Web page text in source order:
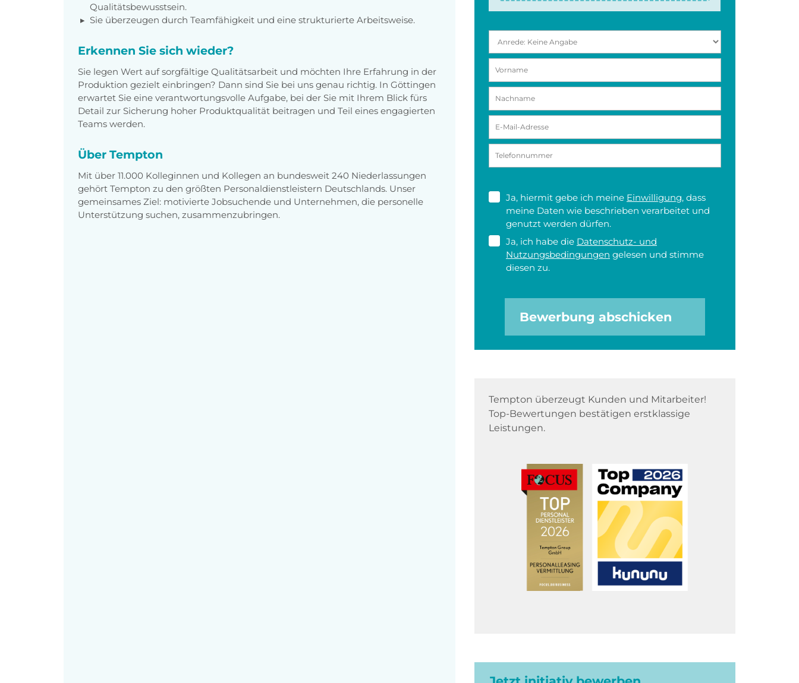
Qualitätsbewusstsein.
Sie überzeugen durch Teamfähigkeit und eine strukturierte Arbeitsweise.
Erkennen Sie sich wieder?
Sie legen Wert auf sorgfältige Qualitätsarbeit und möchten Ihre Erfahrung in der
Produktion gezielt einbringen? Dann sind Sie bei uns genau richtig. In Göttingen
erwartet Sie eine verantwortungsvolle Aufgabe, bei der Sie mit Ihrem Blick fürs
Detail zur Sicherung hoher Produktqualität beitragen und Teil eines engagierten
Teams werden.
Über Tempton
Mit über 11.000 Kolleginnen und Kollegen an bundesweit 240 Niederlassungen
gehört Tempton zu den größten Personaldienstleistern Deutschlands. Unser
gemeinsames Ziel: motivierte Jobsuchende und Unternehmen, die personelle
Unterstützung suchen, zusammenzubringen.
Ja, hiermit gebe ich meine Einwilligung, dass
meine Daten wie beschrieben verarbeitet und
genutzt werden dürfen.
Ja, ich habe die Datenschutz- und
Nutzungsbedingungen gelesen und stimme
diesen zu.
Bewerbung abschicken
Tempton überzeugt Kunden und Mitarbeiter!
Top-Bewertungen bestätigen erstklassige
Leistungen.